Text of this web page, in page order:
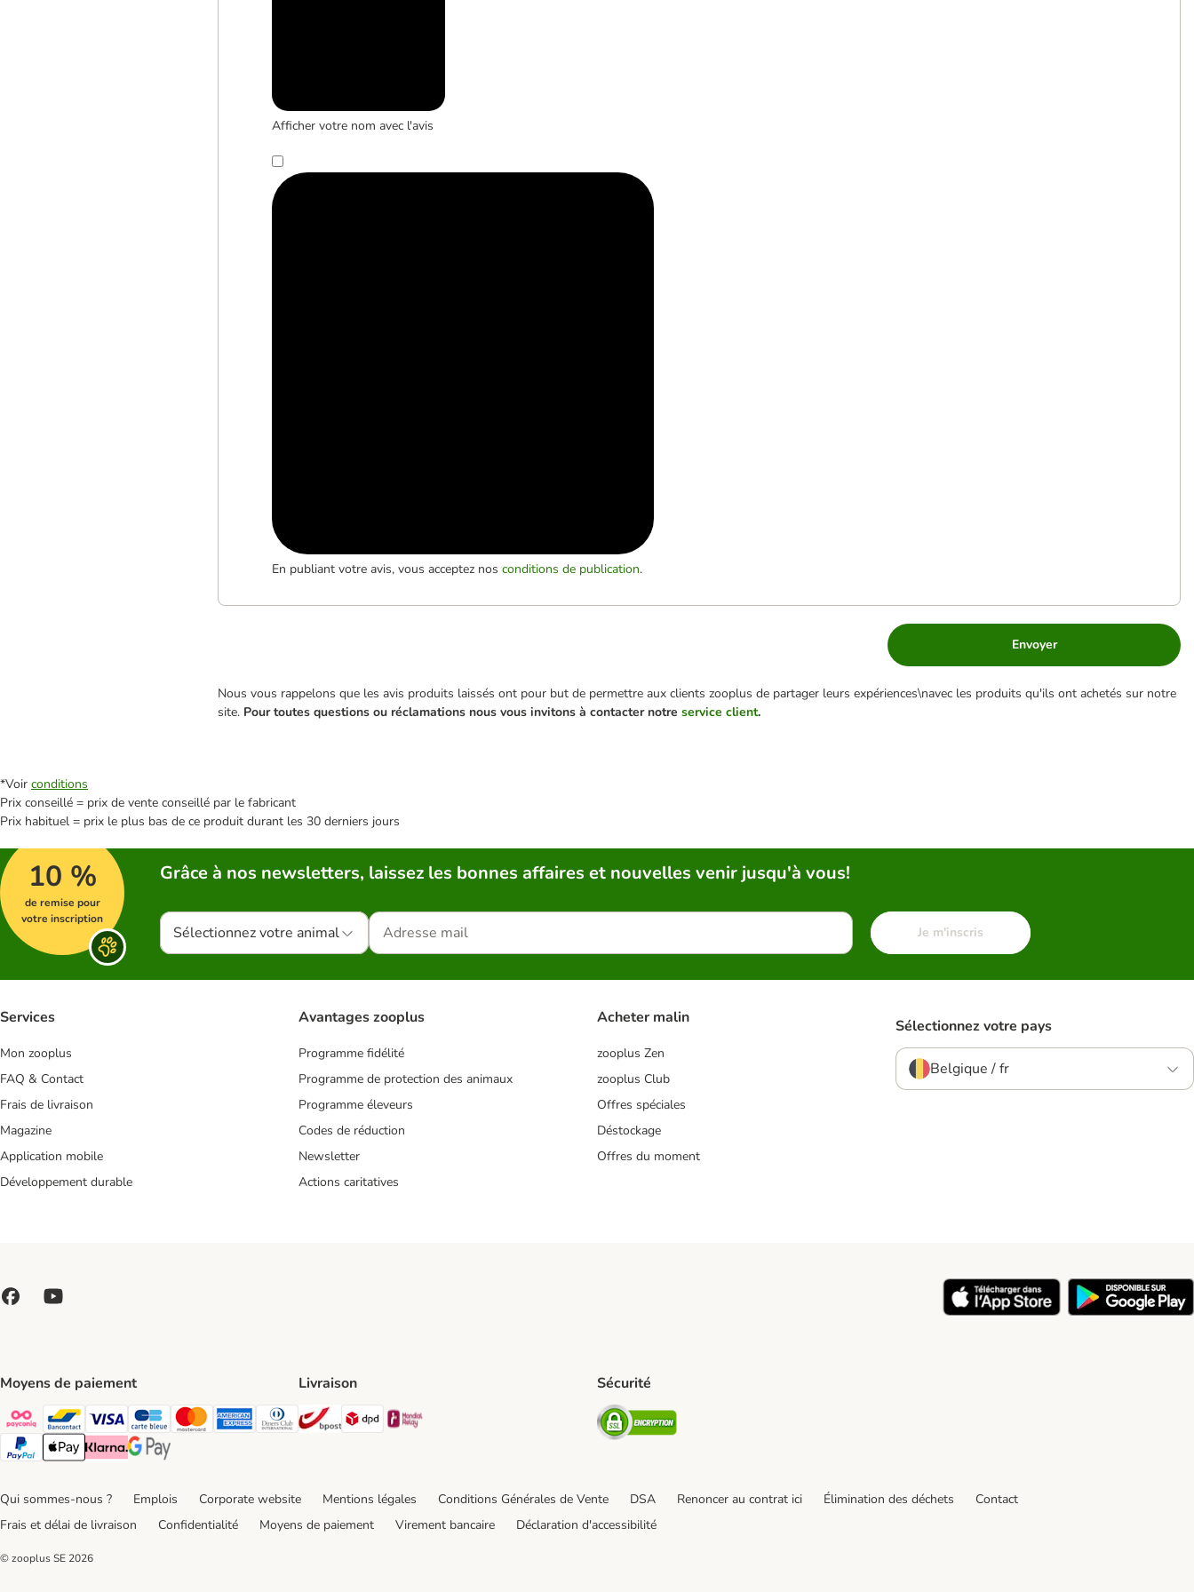
Afficher votre nom avec l'avis
En publiant votre avis, vous acceptez nos conditions de publication.
Envoyer
Nous vous rappelons que les avis produits laissés ont pour but de permettre aux clients zooplus de partager leurs expériences\navec les produits qu'ils ont achetés sur notre
site. Pour toutes questions ou réclamations nous vous invitons à contacter notre service client.
*Voir conditions
Prix conseillé = prix de vente conseillé par le fabricant
Prix habituel = prix le plus bas de ce produit durant les 30 derniers jours
10 %
de remise pour
votre inscription
Grâce à nos newsletters, laissez les bonnes affaires et nouvelles venir jusqu'à vous!
Sélectionnez votre animal Je m'inscris
Services
Mon zooplus
FAQ & Contact
Frais de livraison
Magazine
Application mobile
Développement durable
Avantages zooplus
Programme fidélité
Programme de protection des animaux
Programme éleveurs
Codes de réduction
Newsletter
Actions caritatives
Acheter malin
zooplus Zen
zooplus Club
Offres spéciales
Déstockage
Offres du moment
Sélectionnez votre pays
Belgique / fr
Moyens de paiement
Payconiq Payment Method
bancontact Payment Method
Visa Payment Method
carte bleue Payment Method
Master card Payment Method
American express Payment Method
Diners club Payment Method
Paypal Payment Method
Apple Pay Payment Method
Klarna Payment Method
Google Pay Payment Method
Livraison
Bpost Shipping Method
DPD Shipping Method
Mondial relay Shipping Method
Sécurité
Security
Qui sommes-nous ? Emplois Corporate website Mentions légales Conditions Générales de Vente DSA Renoncer au contrat ici Élimination des déchets
Contact
Frais et délai de livraison
Confidentialité Moyens de paiement Virement bancaire Déclaration d'accessibilité
© zooplus SE 2026